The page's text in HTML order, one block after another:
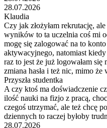
28.07.2026
Klaudia
Czy jak złożyłam rekrutację,
wyników to ta uczelnia coś mi
mogę się zalogować na to
aktywacyjnego, natomiast
raz to jest że już logowałam się
zmiana hasła i też nic, mimo że
Przyszła studentka
A czy ktoś ma doświadczenie
ilość nauki na fizjo z pracą,
czegoś utrzymać, ale też chcę
dziennych to raczej byłoby
28.07.2026